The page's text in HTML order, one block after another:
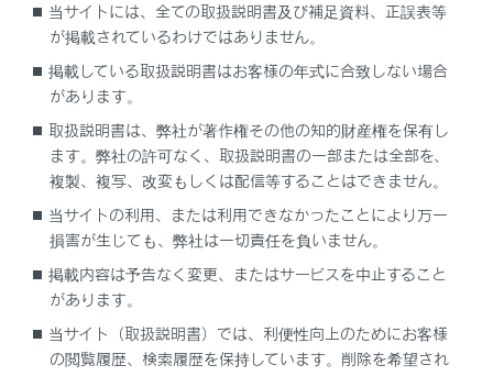
ブックマーク
個人情報の取扱いについて
サイト利用について
お問い合わせ
当サイトには、全ての取扱説明書及び補足資料、正誤表等
が掲載されているわけではありません。
掲載している取扱説明書はお客様の年式に合致しない場合
があります。
取扱説明書は、弊社が著作権その他の知的財産権を保有し
ます。弊社の許可なく、取扱説明書の一部または全部を、
複製、複写、改変もしくは配信等することはできません。
当サイトの利用、または利用できなかったことにより万一
損害が生じても、弊社は一切責任を負いません。
掲載内容は予告なく変更、またはサービスを中止すること
があります。
当サイト（取扱説明書）では、利便性向上のためにお客様
の閲覧履歴、検索履歴を保持しています。削除を希望され